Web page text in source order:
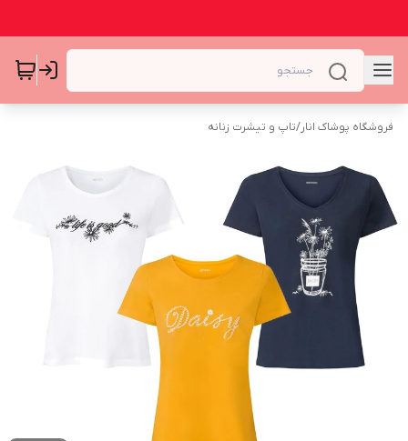
فروشگاه پوشاک انار/تاپ و تیشرت زنانه